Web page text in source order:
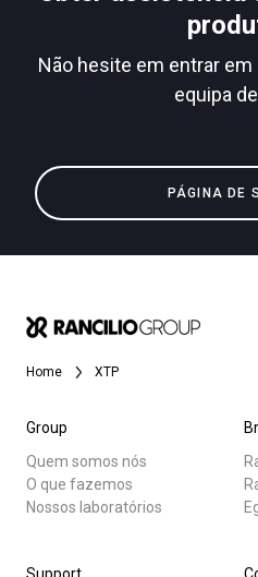
Não hesite em entrar
equipa
PÁGINA DE
Home XTP
Group
Quem somos nós
O que fazemos
Nossos laboratórios